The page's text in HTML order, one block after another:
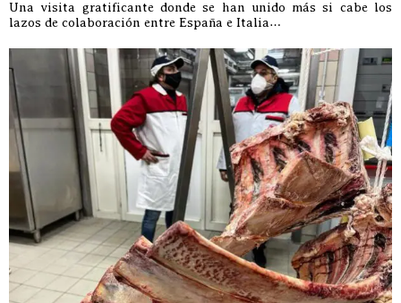
Una visita gratificante donde se han unido más si cabe los
lazos de colaboración entre España e Italia…